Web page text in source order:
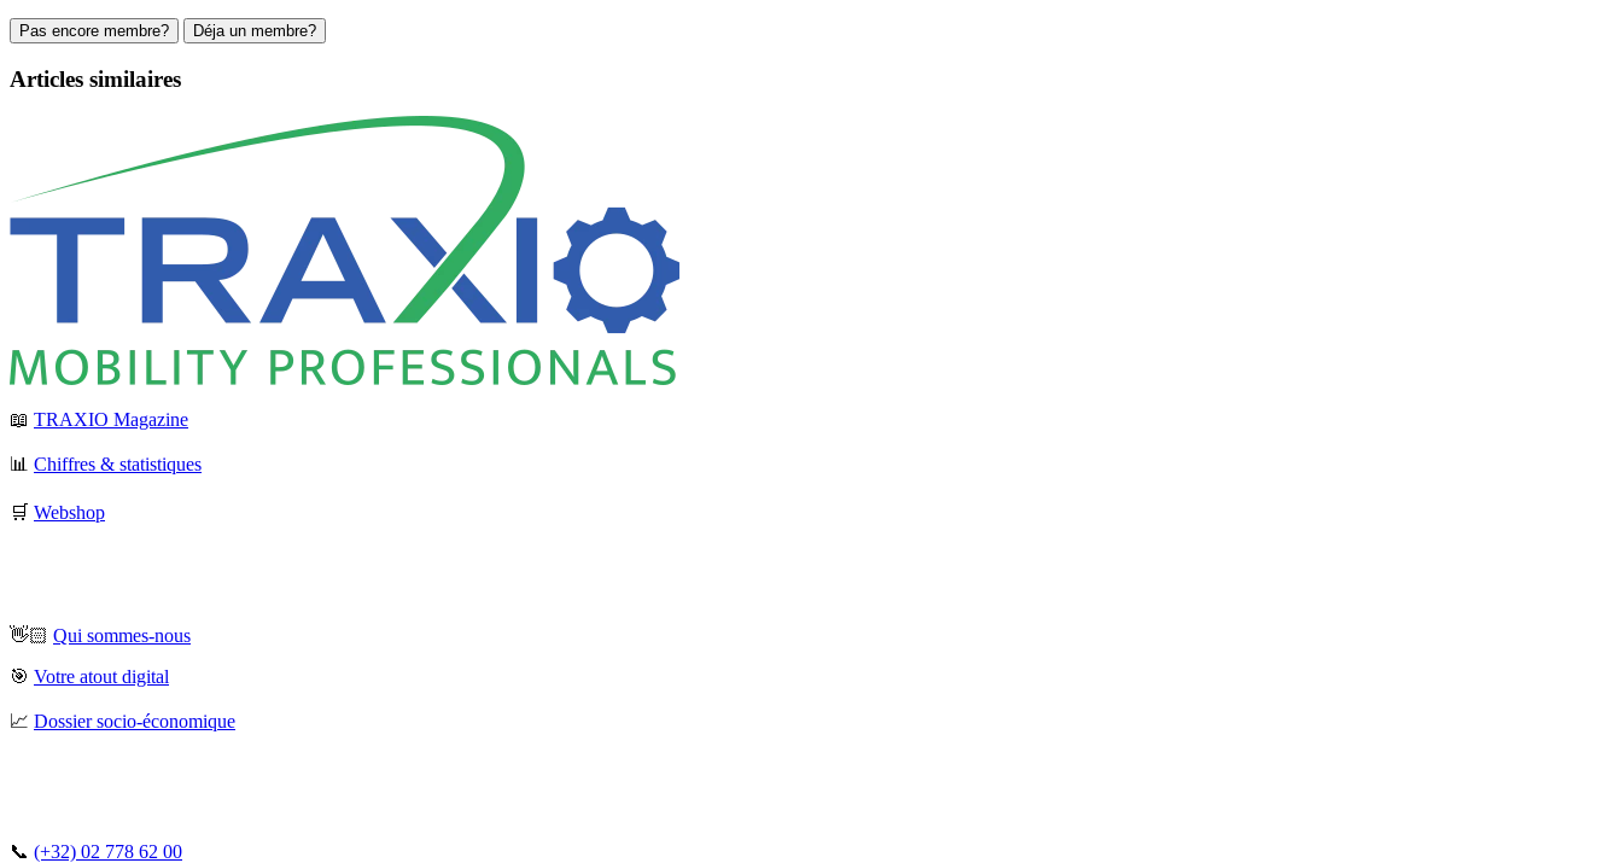
Pas encore membre? Déja un membre?
Articles similaires
📖 TRAXIO Magazine
📊 Chiffres & statistiques
🛒 Webshop
👋🏻 Qui sommes-nous
🎯 Votre atout digital
📈 Dossier socio-économique
📞 (+32) 02 778 62 00